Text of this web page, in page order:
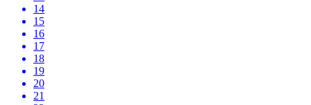
14
15
16
17
18
19
20
21